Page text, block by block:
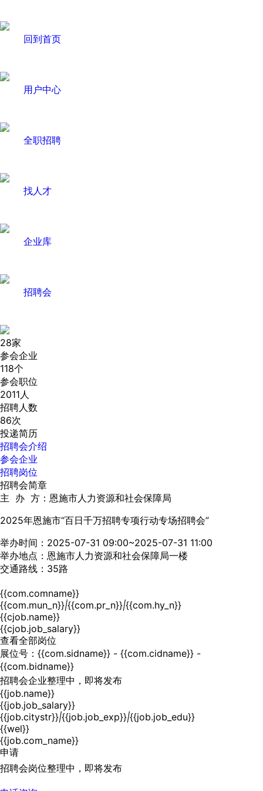
回到首页
用户中心
全职招聘
找人才
企业库
招聘会
28家
参会企业
118个
参会职位
2011人
招聘人数
86次
投递简历
招聘会介绍
参会企业
招聘岗位
招聘会简章
主 办 方：恩施市人力资源和社会保障局
2025年恩施市“百日千万招聘专项行动专场招聘会”
举办时间：2025-07-31 09:00~2025-07-31 11:00
举办地点：恩施市人力资源和社会保障局一楼
交通路线：35路
{{com.comname}}
{{com.mun_n}}|{{com.pr_n}}|{{com.hy_n}}
{{cjob.name}}
{{cjob.job_salary}}
查看全部岗位
展位号：{{com.sidname}} - {{com.cidname}} -
{{com.bidname}}
招聘会企业整理中，即将发布
{{job.name}}
{{job.job_salary}}
{{job.citystr}}|{{job.job_exp}}|{{job.job_edu}}
{{wel}}
{{job.com_name}}
申请
招聘会岗位整理中，即将发布